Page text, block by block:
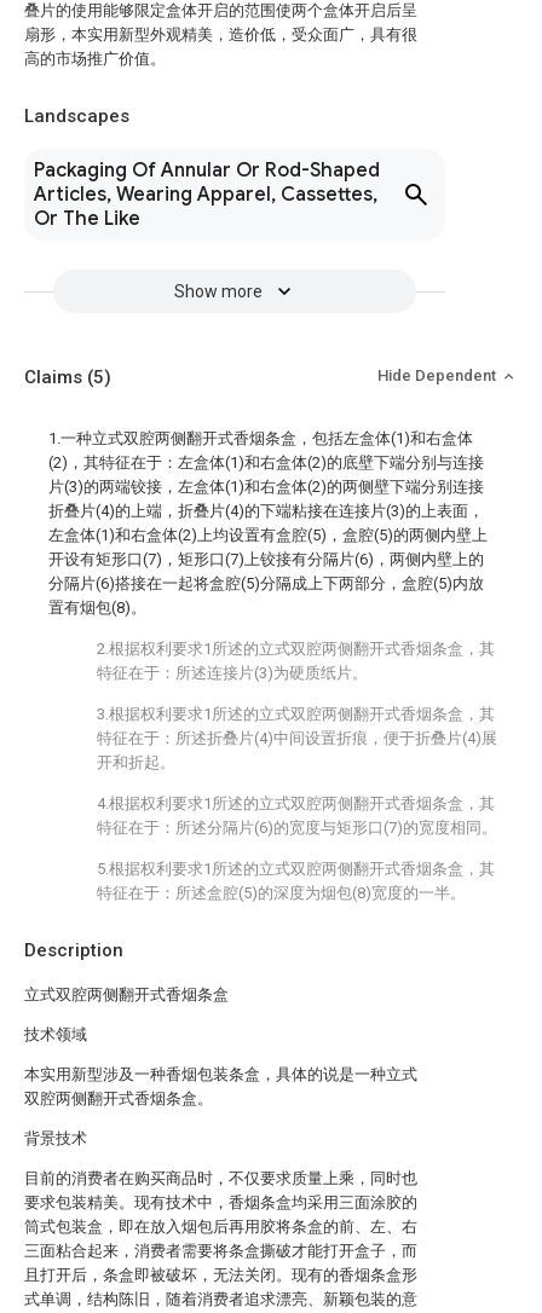
叠片的使用能够限定盒体开启的范围使两个盒体开启后呈
扇形，本实用新型外观精美，造价低，受众面广，具有很
高的市场推广价值。
Landscapes
Packaging Of Annular Or Rod-Shaped
Articles, Wearing Apparel, Cassettes,
Or The Like
Show more
Description
立式双腔两侧翻开式香烟条盒
技术领域
本实用新型涉及一种香烟包装条盒，具体的说是一种立式
双腔两侧翻开式香烟条盒。
背景技术
目前的消费者在购买商品时，不仅要求质量上乘，同时也
要求包装精美。现有技术中，香烟条盒均采用三面涂胶的
筒式包装盒，即在放入烟包后再用胶将条盒的前、左、右
三面粘合起来，消费者需要将条盒撕破才能打开盒子，而
且打开后，条盒即被破坏，无法关闭。现有的香烟条盒形
式单调，结构陈旧，随着消费者追求漂亮、新颖包装的意
Claims (5) Hide Dependent
1.一种立式双腔两侧翻开式香烟条盒，包括左盒体(1)和右盒体
(2)，其特征在于：左盒体(1)和右盒体(2)的底壁下端分别与连接
片(3)的两端铰接，左盒体(1)和右盒体(2)的两侧壁下端分别连接
折叠片(4)的上端，折叠片(4)的下端粘接在连接片(3)的上表面，
左盒体(1)和右盒体(2)上均设置有盒腔(5)，盒腔(5)的两侧内壁上
开设有矩形口(7)，矩形口(7)上铰接有分隔片(6)，两侧内壁上的
分隔片(6)搭接在一起将盒腔(5)分隔成上下两部分，盒腔(5)内放
置有烟包(8)。
2.根据权利要求1所述的立式双腔两侧翻开式香烟条盒，其
特征在于：所述连接片(3)为硬质纸片。
3.根据权利要求1所述的立式双腔两侧翻开式香烟条盒，其
特征在于：所述折叠片(4)中间设置折痕，便于折叠片(4)展
开和折起。
4.根据权利要求1所述的立式双腔两侧翻开式香烟条盒，其
特征在于：所述分隔片(6)的宽度与矩形口(7)的宽度相同。
5.根据权利要求1所述的立式双腔两侧翻开式香烟条盒，其
特征在于：所述盒腔(5)的深度为烟包(8)宽度的一半。